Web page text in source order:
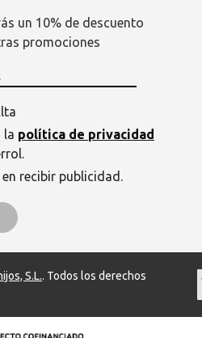
un 10% de descuento
promociones
la política de privacidad
recibir publicidad.
S.L.. Todos los derechos